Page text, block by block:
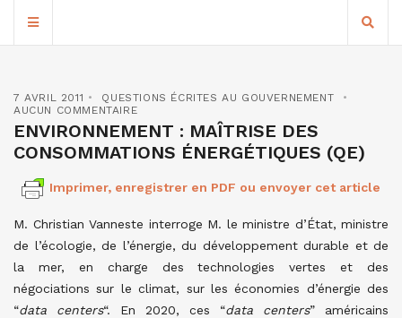
7 AVRIL 2011
QUESTIONS ÉCRITES AU GOUVERNEMENT
AUCUN COMMENTAIRE
ENVIRONNEMENT : MAÎTRISE DES
CONSOMMATIONS ÉNERGÉTIQUES (QE)
Imprimer, enregistrer en PDF ou envoyer cet article
M. Christian Vanneste interroge M. le ministre d’État, ministre
de l’écologie, de l’énergie, du développement durable et de
la mer, en charge des technologies vertes et des
négociations sur le climat, sur les économies d’énergie des
“data centers“. En 2020, ces “data centers” américains